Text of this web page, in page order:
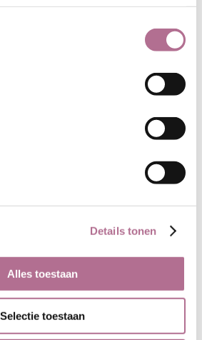
Details tonen
Alles toestaan
Selectie toestaan
60 stijl. De vrijheid
erin gecombineerd.